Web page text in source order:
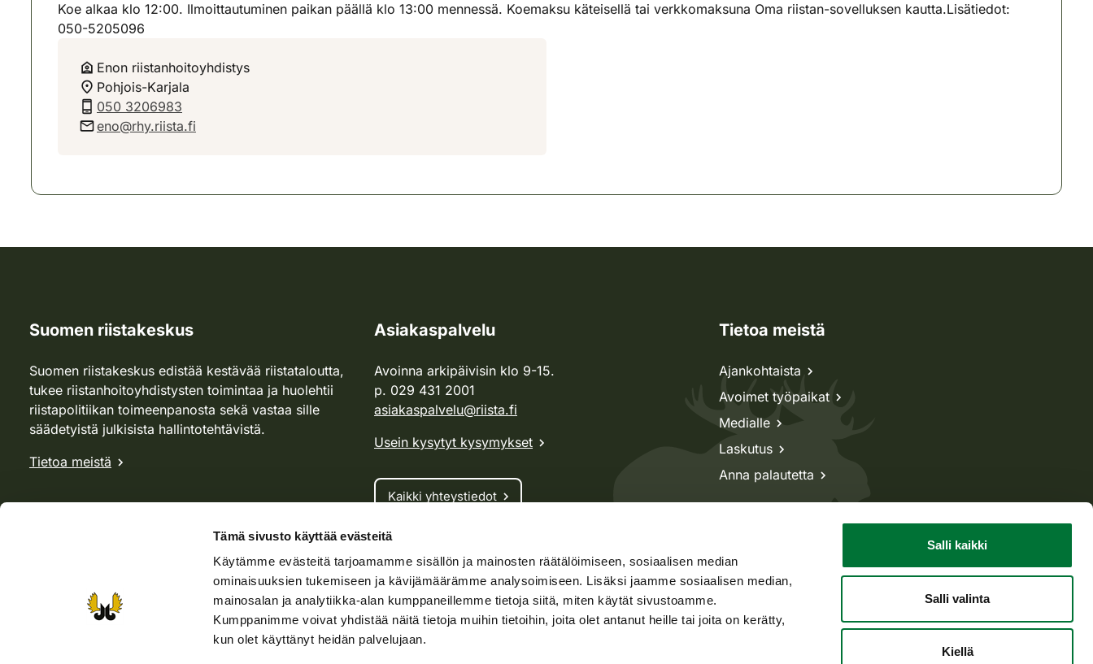
Tämä sivusto käyttää evästeitä
Käytämme evästeitä tarjoamamme sisällön ja mainosten räätälöimiseen, sosiaalisen median
ominaisuuksien tukemiseen ja kävijämäärämme analysoimiseen. Lisäksi jaamme sosiaalisen median,
mainosalan ja analytiikka-alan kumppaneillemme tietoja siitä, miten käytät sivustoamme.
Kumppanimme voivat yhdistää näitä tietoja muihin tietoihin, joita olet antanut heille tai joita on kerätty,
kun olet käyttänyt heidän palvelujaan.
Salli kaikki
Salli valinta
Kiellä
Koe alkaa klo 12:00. Ilmoittautuminen paikan päällä klo 13:00 mennessä. Koemaksu käteisellä tai verkkomaksuna Oma riistan-sovelluksen kautta.Lisätiedot:
050-5205096
Enon riistanhoitoyhdistys
Pohjois-Karjala
050 3206983
eno@rhy.riista.fi
Suomen riistakeskus
Suomen riistakeskus edistää kestävää riistataloutta,
tukee riistanhoitoyhdistysten toimintaa ja huolehtii
riistapolitiikan toimeenpanosta sekä vastaa sille
säädetyistä julkisista hallintotehtävistä.
Tietoa meistä
Asiakaspalvelu
Avoinna arkipäivisin klo 9-15.
p. 029 431 2001
asiakaspalvelu@riista.fi
Usein kysytyt kysymykset
Kaikki yhteystiedot
Metsästyskortti-asiat
Oma riista -asiat
Lupa-asiat
Tietoa meistä
Ajankohtaista
Avoimet työpaikat
Medialle
Laskutus
Anna palautetta